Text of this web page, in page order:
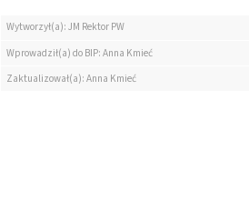
Wytworzył(a): JM Rektor PW
Wprowadził(a) do BIP: Anna Kmieć
Zaktualizował(a): Anna Kmieć